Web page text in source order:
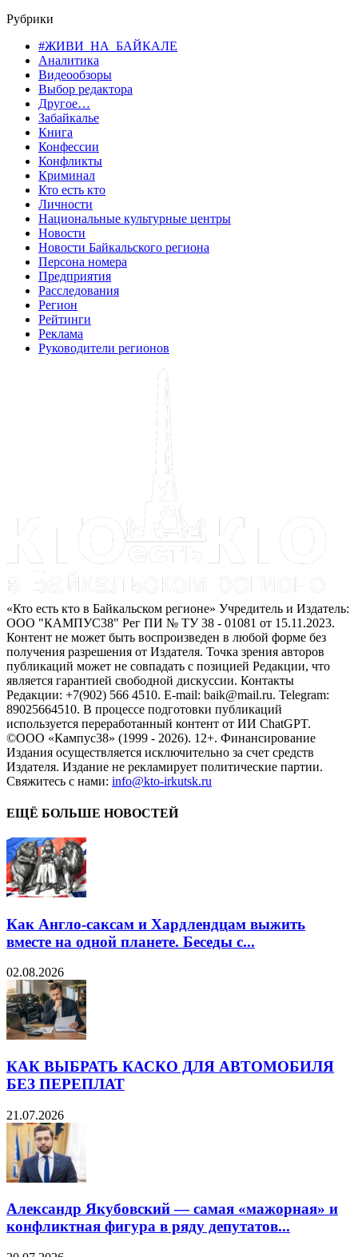
Рубрики
#ЖИВИ_НА_БАЙКАЛЕ
Аналитика
Видеообзоры
Выбор редактора
Другое…
Забайкалье
Книга
Конфессии
Конфликты
Криминал
Кто есть кто
Личности
Национальные культурные центры
Новости
Новости Байкальского региона
Персона номера
Предприятия
Расследования
Регион
Рейтинги
Реклама
Руководители регионов
«Кто есть кто в Байкальском регионе» Учредитель и Издатель:
ООО "КАМПУС38" Рег ПИ № ТУ 38 - 01081 от 15.11.2023.
Контент не может быть воспроизведен в любой форме без
получения разрешения от Издателя. Точка зрения авторов
публикаций может не совпадать с позицией Редакции, что
является гарантией свободной дискуссии. Контакты
Редакции: +7(902) 566 4510. E-mail: baik@mail.ru. Telegram:
89025664510. В процессе подготовки публикаций
используется переработанный контент от ИИ ChatGPT.
©ООО «Кампус38» (1999 - 2026). 12+. Финансирование
Издания осуществляется исключительно за счет средств
Издателя. Издание не рекламирует политические партии.
Свяжитесь с нами: info@kto-irkutsk.ru
ЕЩЁ БОЛЬШЕ НОВОСТЕЙ
Как Англо-саксам и Хардлендцам выжить
вместе на одной планете. Беседы с...
02.08.2026
КАК ВЫБРАТЬ КАСКО ДЛЯ АВТОМОБИЛЯ
БЕЗ ПЕРЕПЛАТ
21.07.2026
Александр Якубовский — самая «мажорная» и
конфликтная фигура в ряду депутатов...